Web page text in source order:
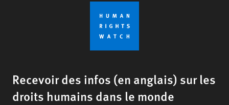
Recevoir des infos (en anglais) sur les
droits humains dans le monde